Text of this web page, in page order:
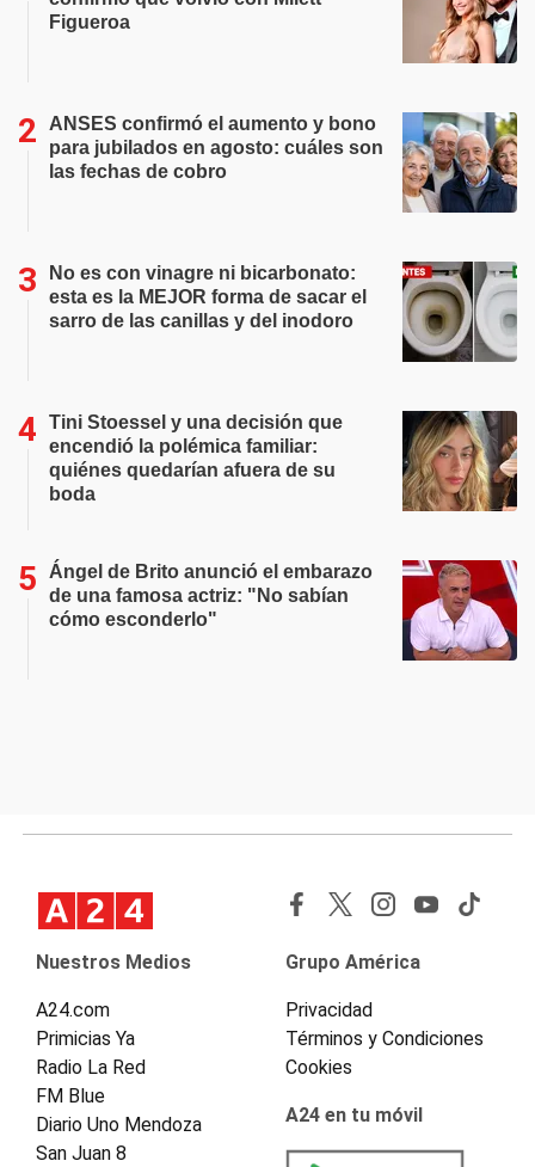
Figueroa
ANSES confirmó el aumento y bono
para jubilados en agosto: cuáles son
las fechas de cobro
No es con vinagre ni bicarbonato:
esta es la MEJOR forma de sacar el
sarro de las canillas y del inodoro
Tini Stoessel y una decisión que
encendió la polémica familiar:
quiénes quedarían afuera de su
boda
Ángel de Brito anunció el embarazo
de una famosa actriz: "No sabían
cómo esconderlo"
Nuestros Medios
A24.com
Primicias Ya
Radio La Red
FM Blue
Diario Uno Mendoza
San Juan 8
Grupo América
Privacidad
Términos y Condiciones
Cookies
A24 en tu móvil